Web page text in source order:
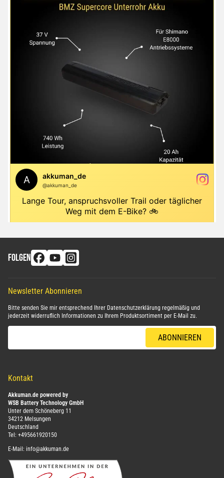
FOLGEN
Newsletter Abonnieren
Bitte senden Sie mir entsprechend Ihrer Datenschutzerklärung regelmäßig und
jederzeit widerruflich Informationen zu Ihrem Produktsortiment per E-Mail zu.
ABONNIEREN
Kontakt
Akkuman.de powered by
WSB Battery Technology GmbH
Unter dem Schöneberg 11
34212 Melsungen
Deutschland
Tel: +495661920150
E-Mail: info@akkuman.de